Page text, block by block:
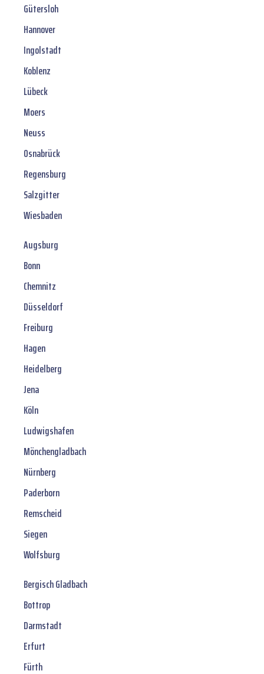
Gütersloh
Hannover
Ingolstadt
Koblenz
Lübeck
Moers
Neuss
Osnabrück
Regensburg
Salzgitter
Wiesbaden
Augsburg
Bonn
Chemnitz
Düsseldorf
Freiburg
Hagen
Heidelberg
Jena
Köln
Ludwigshafen
Mönchengladbach
Nürnberg
Paderborn
Remscheid
Siegen
Wolfsburg
Bergisch Gladbach
Bottrop
Darmstadt
Erfurt
Fürth